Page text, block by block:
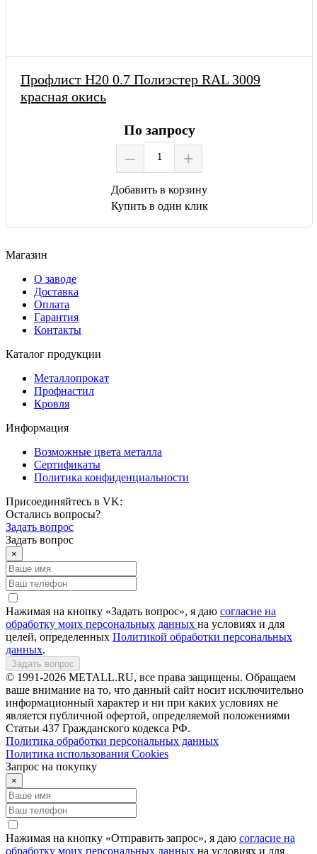
Профлист Н20 0.7 Полиэстер RAL 3009
красная окись
По запросу
– +
Добавить в корзину
Купить в один клик
Магазин
О заводе
Доставка
Оплата
Гарантия
Контакты
Каталог продукции
Металлопрокат
Профнастил
Кровля
Информация
Возможные цвета металла
Сертификаты
Политика конфиденциальности
Присоединяйтесь в VK:
Остались вопросы?
Задать вопрос
Задать вопрос
×
Нажимая на кнопку «Задать вопрос», я даю согласие на
обработку моих персональных данных на условиях и для
целей, определенных Политикой обработки персональных
данных.
Задать вопрос
© 1991-2026 METALL.RU, все права защищены. Обращаем
ваше внимание на то, что данный сайт носит исключительно
информационный характер и ни при каких условиях не
является публичной офертой, определяемой положениями
Статьи 437 Гражданского кодекса РФ.
Политика обработки персональных данных
Политика использования Сookies
Запрос на покупку
×
Нажимая на кнопку «Отправить запрос», я даю согласие на
обработку моих персональных данных на условиях и для